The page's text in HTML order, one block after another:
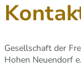
Gesellschaft der
Hohen Neuendorf